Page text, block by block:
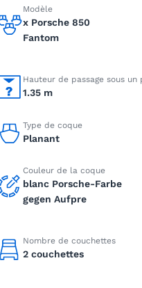
Modèle
x Porsche 850
Fantom
Hauteur de passage sous un
1.35 m
Type de coque
Planant
Couleur de la coque
blanc Porsche-Farbe
gegen Aufpre
Nombre de couchettes
2 couchettes